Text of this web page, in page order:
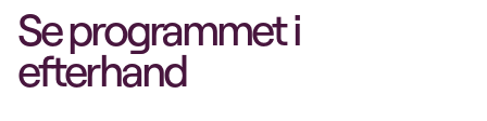
Se programmet i
efterhand